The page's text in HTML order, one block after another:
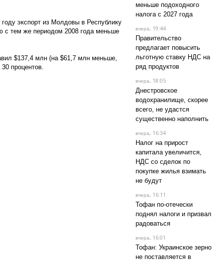
экспорт из Молдовы в Республику
с тем же периодом 2008 года меньше
$137,4 млн (на $61,7 млн меньше,
процентов.
меньше подоходного
налога с 2027 года
вчера, 19:44
Правительство
предлагает повысить
льготную ставку НДС на
ряд продуктов
вчера, 18:05
Днестровское
водохранилище, скорее
всего, не удастся
существенно наполнить
вчера, 16:34
Налог на прирост
капитала увеличится,
НДС со сделок по
покупке жилья взимать
не будут
вчера, 16:11
Тофан по-отечески
поднял налоги и призвал
радоваться
вчера, 16:01
Тофан: Украинское зерно
не поставляется в